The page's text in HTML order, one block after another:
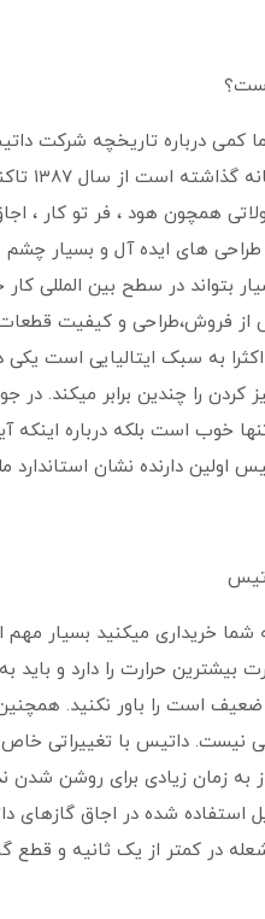
کمی درباره تاریخچه شرکت
به
های ایده آل و بسیار چشم
بتواند در سطح بین المللی
فروش،طراحی و کیفیت قطعات
به سبک ایتالیایی است
را چندین برابر میکند. در
خوب است بلکه درباره اینکه
اولین دارنده نشان
خریداری میکنید بسیار
بیشترین حرارت را دارد و
است را باور نکنید.
نیست. داتیس با تغییراتی
به زمان زیادی برای روشن شدن
استفاده شده در اجاق
در کمتر از یک ثانیه و قطع